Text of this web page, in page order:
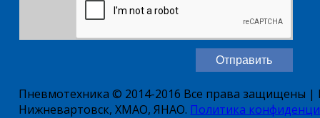
Пневмотехника © 2014-2016 Все права защищены |
Нижневартовск, ХМАО, ЯНАО. Политика